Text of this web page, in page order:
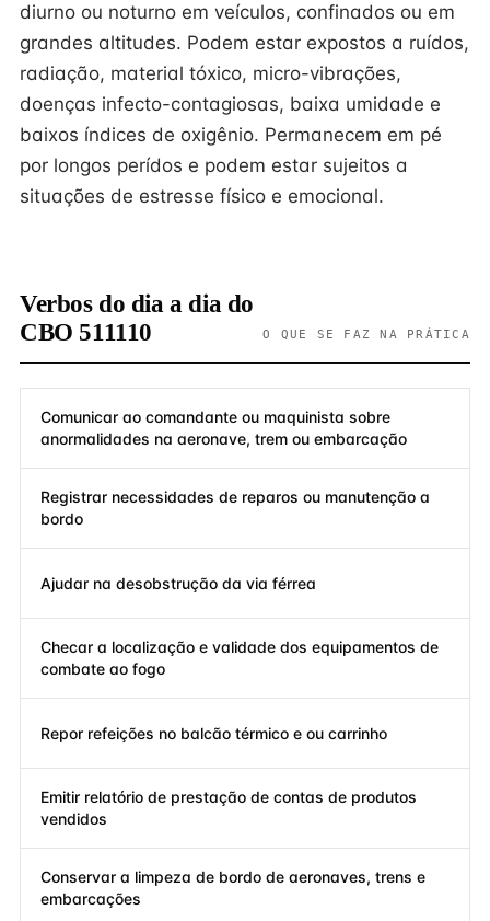
diurno ou noturno em veículos, confinados ou em
grandes altitudes. Podem estar expostos a ruídos,
radiação, material tóxico, micro-vibrações,
doenças infecto-contagiosas, baixa umidade e
baixos índices de oxigênio. Permanecem em pé
por longos perídos e podem estar sujeitos a
situações de estresse físico e emocional.
Verbos do dia a dia do
CBO 511110
O QUE SE FAZ NA PRÁTICA
Comunicar ao comandante ou maquinista sobre
anormalidades na aeronave, trem ou embarcação
Registrar necessidades de reparos ou manutenção a
bordo
Ajudar na desobstrução da via férrea
Checar a localização e validade dos equipamentos de
combate ao fogo
Repor refeições no balcão térmico e ou carrinho
Emitir relatório de prestação de contas de produtos
vendidos
Conservar a limpeza de bordo de aeronaves, trens e
embarcações